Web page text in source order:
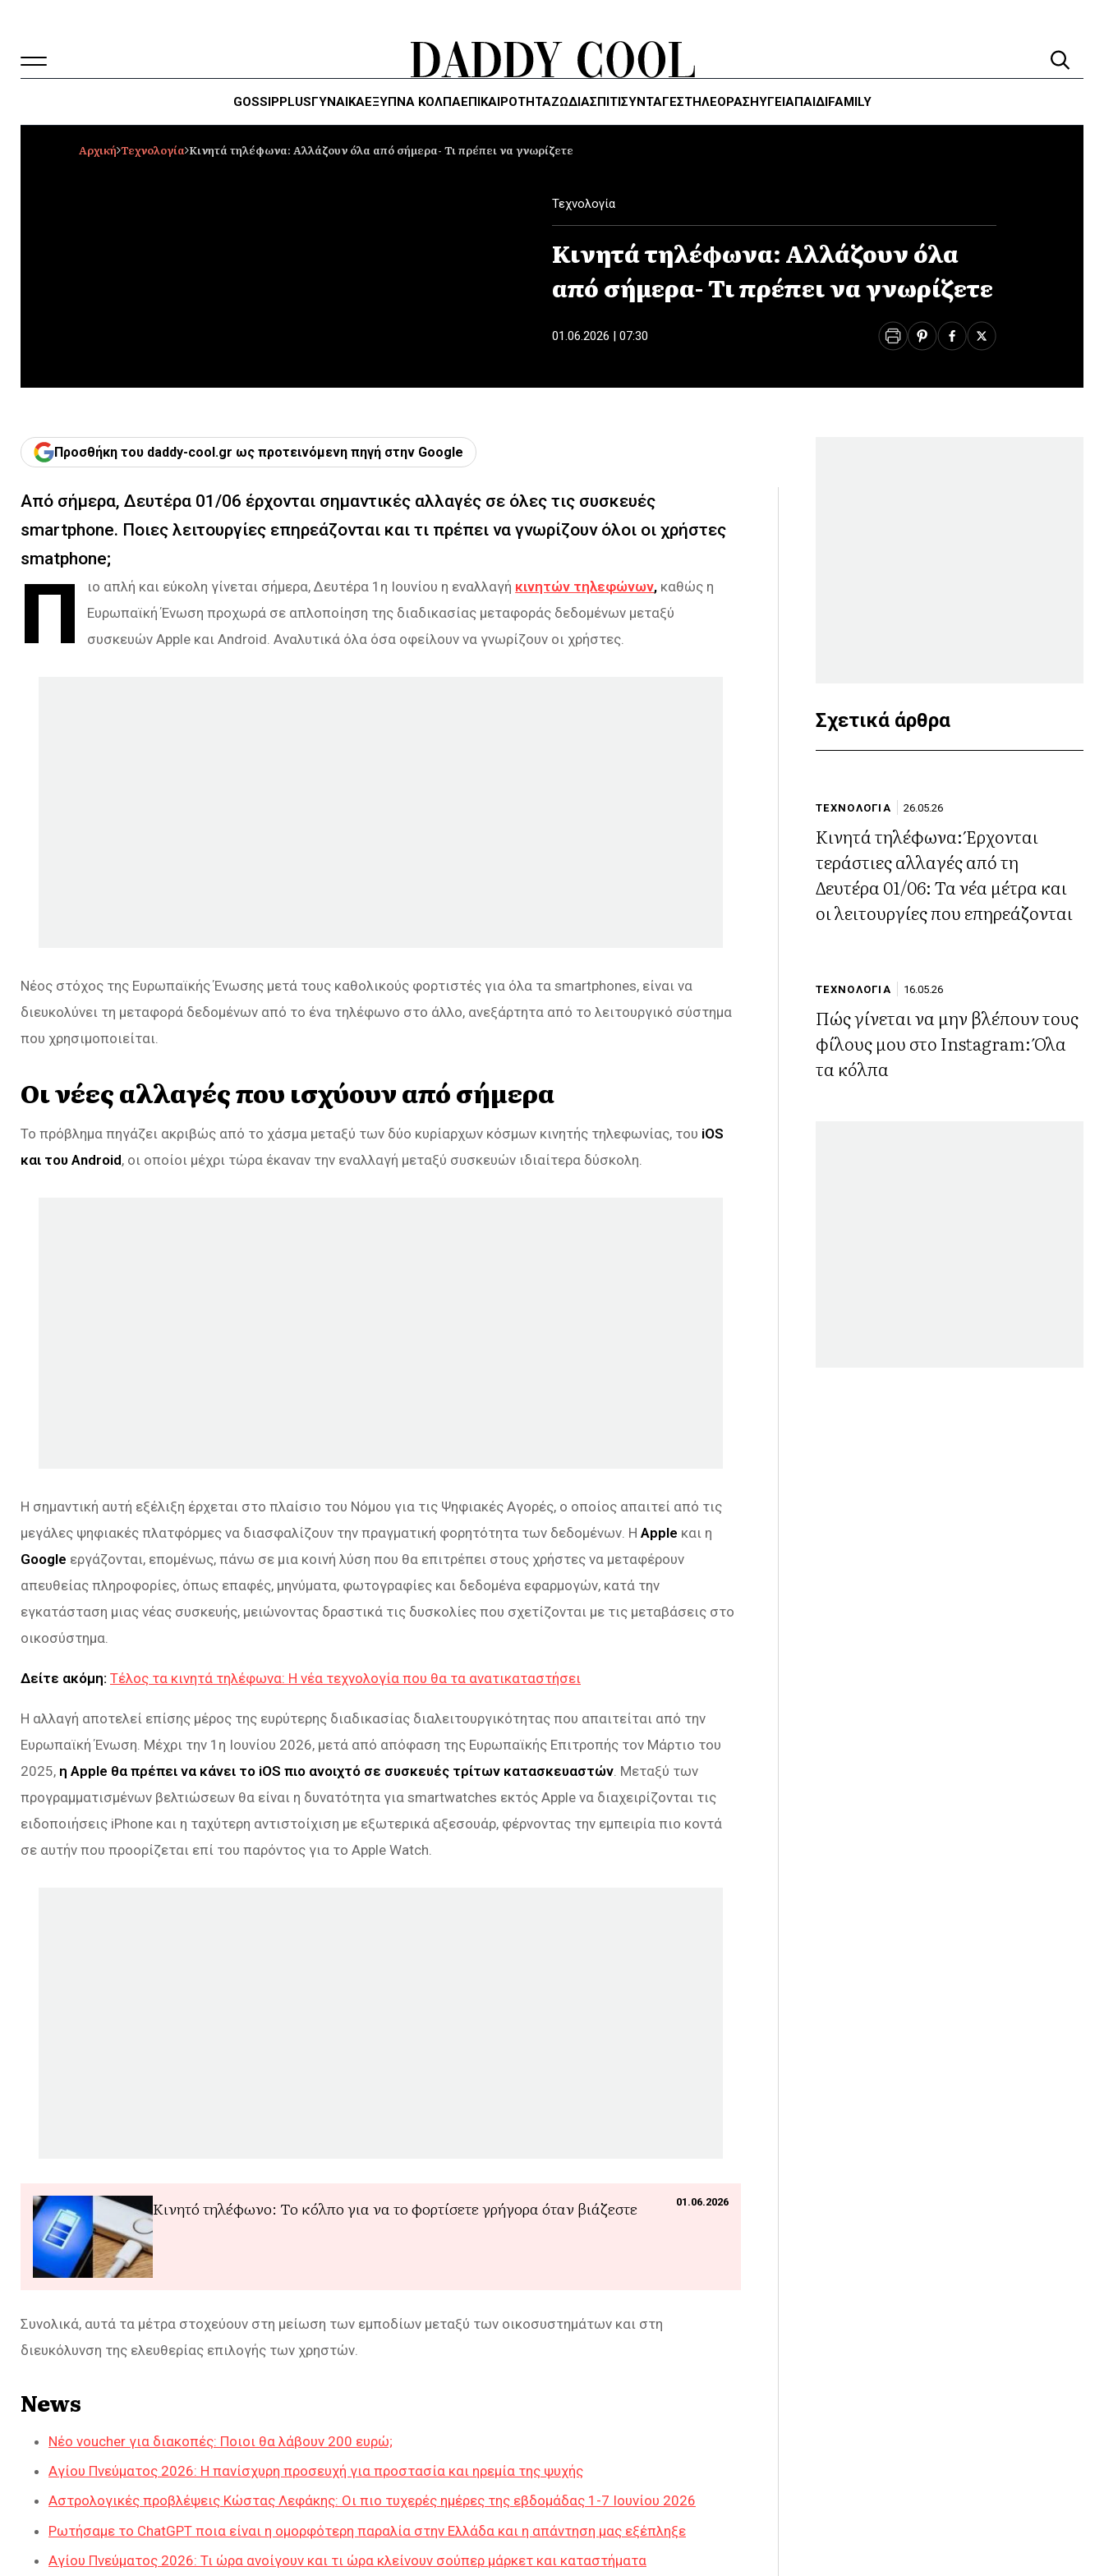
GOSSIPPLUSΓΥΝΑΙΚΑΈΞΥΠΝΑ ΚΌΛΠΑΕΠΙΚΑΙΡΟΤΗΤΑΖΏΔΙΑΣΠΙΤΙΣΥΝΤΑΓΕΣΤΗΛΕΌΡΑΣΗΥΓΕΊΑΠΑΙΔΙFAMILY
Αρχική Τεχνολογία Κινητά τηλέφωνα: Αλλάζουν όλα από σήμερα- Τι πρέπει να γνωρίζετε
Τεχνολογία
Κινητά τηλέφωνα: Αλλάζουν όλα
από σήμερα- Τι πρέπει να γνωρίζετε
01.06.2026 | 07:30
Προσθήκη του daddy-cool.gr ως προτεινόμενη πηγή στην Google
Από σήμερα, Δευτέρα 01/06 έρχονται σημαντικές αλλαγές σε όλες τις συσκευές
smartphone. Ποιες λειτουργίες επηρεάζονται και τι πρέπει να γνωρίζουν όλοι οι χρήστες
smatphone;
Π ιο απλή και εύκολη γίνεται σήμερα, Δευτέρα 1η Ιουνίου η εναλλαγή κινητών τηλεφώνων, καθώς η
Ευρωπαϊκή Ένωση προχωρά σε απλοποίηση της διαδικασίας μεταφοράς δεδομένων μεταξύ
συσκευών Apple και Android. Αναλυτικά όλα όσα οφείλουν να γνωρίζουν οι χρήστες.
Νέος στόχος της Ευρωπαϊκής Ένωσης μετά τους καθολικούς φορτιστές για όλα τα smartphones, είναι να
διευκολύνει τη μεταφορά δεδομένων από το ένα τηλέφωνο στο άλλο, ανεξάρτητα από το λειτουργικό σύστημα
που χρησιμοποιείται.
Οι νέες αλλαγές που ισχύουν από σήμερα
Το πρόβλημα πηγάζει ακριβώς από το χάσμα μεταξύ των δύο κυρίαρχων κόσμων κινητής τηλεφωνίας, του iOS
και του Android, οι οποίοι μέχρι τώρα έκαναν την εναλλαγή μεταξύ συσκευών ιδιαίτερα δύσκολη.
Η σημαντική αυτή εξέλιξη έρχεται στο πλαίσιο του Νόμου για τις Ψηφιακές Αγορές, ο οποίος απαιτεί από τις
μεγάλες ψηφιακές πλατφόρμες να διασφαλίζουν την πραγματική φορητότητα των δεδομένων. Η Apple και η
Google εργάζονται, επομένως, πάνω σε μια κοινή λύση που θα επιτρέπει στους χρήστες να μεταφέρουν
απευθείας πληροφορίες, όπως επαφές, μηνύματα, φωτογραφίες και δεδομένα εφαρμογών, κατά την
εγκατάσταση μιας νέας συσκευής, μειώνοντας δραστικά τις δυσκολίες που σχετίζονται με τις μεταβάσεις στο
οικοσύστημα.
Δείτε ακόμη: Τέλος τα κινητά τηλέφωνα: Η νέα τεχνολογία που θα τα ανατικαταστήσει
Η αλλαγή αποτελεί επίσης μέρος της ευρύτερης διαδικασίας διαλειτουργικότητας που απαιτείται από την
Ευρωπαϊκή Ένωση. Μέχρι την 1η Ιουνίου 2026, μετά από απόφαση της Ευρωπαϊκής Επιτροπής τον Μάρτιο του
2025, η Apple θα πρέπει να κάνει το iOS πιο ανοιχτό σε συσκευές τρίτων κατασκευαστών . Μεταξύ των
προγραμματισμένων βελτιώσεων θα είναι η δυνατότητα για smartwatches εκτός Apple να διαχειρίζονται τις
ειδοποιήσεις iPhone και η ταχύτερη αντιστοίχιση με εξωτερικά αξεσουάρ, φέρνοντας την εμπειρία πιο κοντά
σε αυτήν που προορίζεται επί του παρόντος για το Apple Watch.
01.06.2026
Κινητό τηλέφωνο: Το κόλπο για να το φορτίσετε γρήγορα όταν βιάζεστε
Συνολικά, αυτά τα μέτρα στοχεύουν στη μείωση των εμποδίων μεταξύ των οικοσυστημάτων και στη
διευκόλυνση της ελευθερίας επιλογής των χρηστών.
News
Νέο voucher για διακοπές: Ποιοι θα λάβουν 200 ευρώ;
Αγίου Πνεύματος 2026: Η πανίσχυρη προσευχή για προστασία και ηρεμία της ψυχής
Αστρολογικές προβλέψεις Κώστας Λεφάκης: Οι πιο τυχερές ημέρες της εβδομάδας 1-7 Ιουνίου 2026
Ρωτήσαμε το ChatGPT ποια είναι η ομορφότερη παραλία στην Ελλάδα και η απάντηση μας εξέπληξε
Αγίου Πνεύματος 2026: Τι ώρα ανοίγουν και τι ώρα κλείνουν σούπερ μάρκετ και καταστήματα
Σχετικά άρθρα
ΤΕΧΝΟΛΟΓΙΑ 26.05.26
Κινητά τηλέφωνα: Έρχονται
τεράστιες αλλαγές από τη
Δευτέρα 01/06: Τα νέα μέτρα και
οι λειτουργίες που επηρεάζονται
ΤΕΧΝΟΛΟΓΙΑ 16.05.26
Πώς γίνεται να μην βλέπουν τους
φίλους μου στο Instagram: Όλα
τα κόλπα